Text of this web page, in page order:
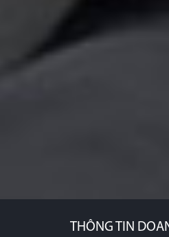
THÔNG TIN